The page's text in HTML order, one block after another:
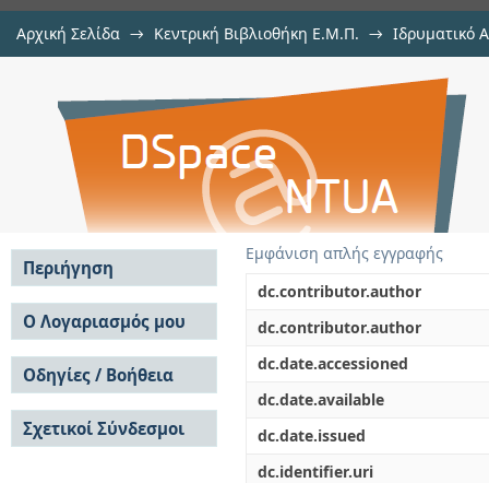
Αρχική Σελίδα → Κεντρική Βιβλιοθήκη Ε.Μ.Π. → Ιδρυματικό
Διερεύνηση μετατροπής
βιωσιμότητας
Εμφάνιση απλής εγγραφής
dc.contributor.author
dc.contributor.author
dc.date.accessioned
dc.date.available
dc.date.issued
dc.identifier.uri
Περιήγηση
Σε όλο το DSpace
Κοινότητες & Συλλογές
Ανά Ημερομηνία
Έκδοσης
Συγγραφείς
Τίτλοι
Θέματα
Ο Λογαριασμός μου
Σύνδεση
Εγγραφή
Οδηγίες / Βοήθεια
Οδηγίες Υποβολής
Οδηγίες Χρήσης ΙΑ
Συχνές Ερωτήσεις
Σχετικοί Σύνδεσμοι